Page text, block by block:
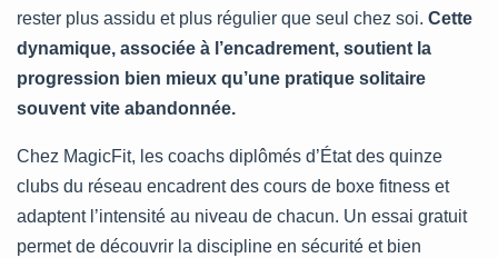
rester plus assidu et plus régulier que seul chez soi. Cette
dynamique, associée à l’encadrement, soutient la
progression bien mieux qu’une pratique solitaire
souvent vite abandonnée.
Chez MagicFit, les coachs diplômés d’État des quinze
clubs du réseau encadrent des cours de boxe fitness et
adaptent l’intensité au niveau de chacun. Un essai gratuit
permet de découvrir la discipline en sécurité et bien